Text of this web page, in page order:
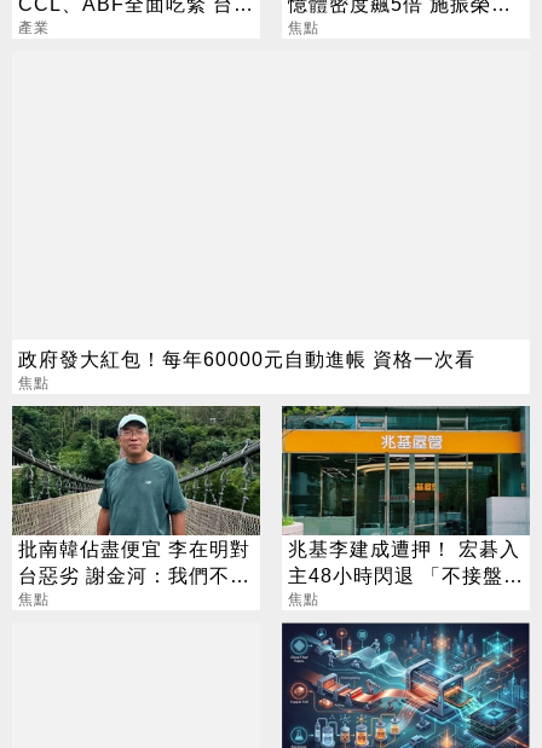
迎兆元商機
產業
半導體迎新革命
焦點
政府發大紅包！每年60000元自動進帳 資格一次看
焦點
批南韓佔盡便宜 李在明對
台惡劣 謝金河：我們不能
一直挨打
焦點
兆基李建成遭押！ 宏碁入
主48小時閃退 「不接盤」
原因曝光
焦點